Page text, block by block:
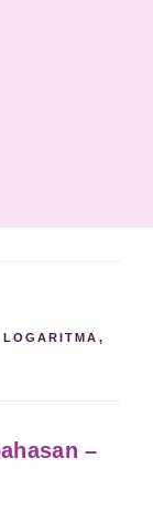
LOGARITMA ,
–